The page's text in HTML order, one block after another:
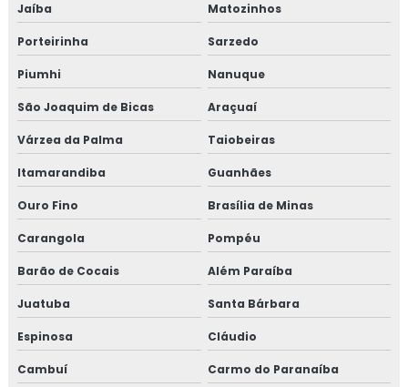
Empresa de consultoria para setor alimentício
Empresa de curso gmp
Empresa de treinamento para empresa alimentícia
Empresa de treinamento para setor alimentício
Gmp para transporte de cargas
Treinamento em adequação para acreditação na iso
17025
Treinamento em análise crítica de laudos de calibração
Jaíba Matozinhos
Porteirinha Sarzedo
Piumhi Nanuque
São Joaquim de Bicas Araçuaí
Várzea da Palma Taiobeiras
Itamarandiba Guanhães
Ouro Fino Brasília de Minas
Carangola Pompéu
Barão de Cocais Além Paraíba
Juatuba Santa Bárbara
Espinosa Cláudio
Cambuí Carmo do Paranaíba